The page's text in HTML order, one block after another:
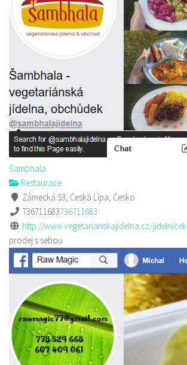
Šambhala
Restaurace
Zámecká 53, Česká Lípa, Česko
736711683736711683
http://www.vegetarianskajidelna.cz/jidelnicek
prodej s sebou